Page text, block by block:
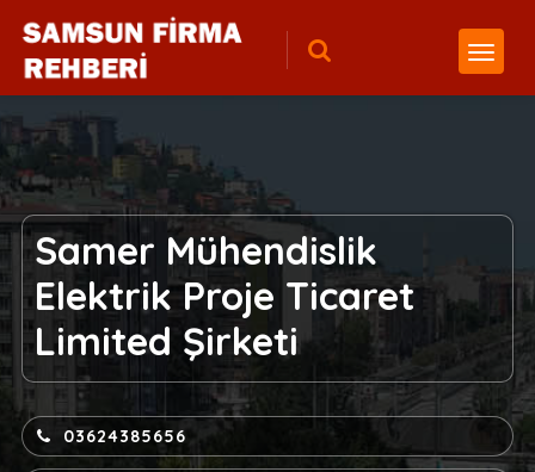
Samer Mühendislik
Elektrik Proje Ticaret
Limited Şirketi
03624385656